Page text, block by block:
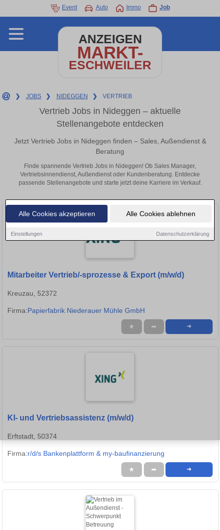
Alle Cookies akzeptieren Alle Cookies ablehnen
Einstellungen Datenschutzerklärung
Event Auto Immo Job
ANZEIGEN
MARKT-
ESCHWEILER
❯ JOBS ❯ NIDEGGEN ❯ VERTRIEB
Vertrieb Jobs in Nideggen – aktuelle
Stellenangebote entdecken
Jetzt Vertrieb Jobs in Nideggen finden – Sales, Außendienst &
Beratung
Finde spannende Vertrieb Jobs in Nideggen! Ob Sales Manager,
Vertriebsinnendienst, Außendienst oder Kundenberatung. Entdecke
passende Stellenangebote und starte jetzt deine Karriere im Verkauf.
Mitarbeiter Vertrieb/-sprozesse & Export (m/w/d)
Kreuzau, 52372
Firma:Papierfabrik Niederauer Mühle GmbH
★ ➦ ➜
KI- und Vertriebsassistenz (m/w/d)
Erftstadt, 50374
Firma:r/d/s Bankenplattform & my-baufinanzierung
★ ➦ ➜